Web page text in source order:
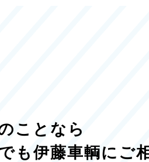
ことなら
も伊藤車輌にご